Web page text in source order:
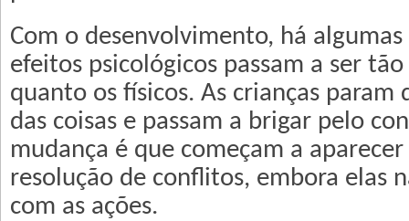
Com o desenvolvimento, há algumas
efeitos psicológicos passam a ser
quanto os físicos. As crianças param
das coisas e passam a brigar pelo
mudança é que começam a
resolução de conflitos, embora elas
com as ações.